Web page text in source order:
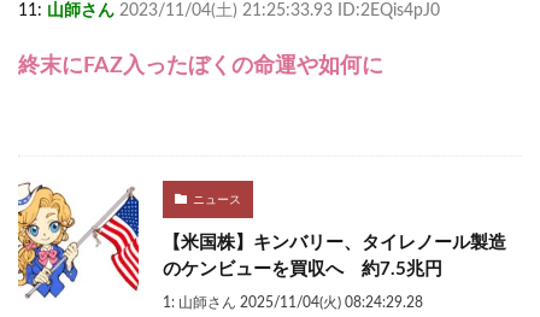
11: 山師さん 2023/11/04(土) 21:25:33.93 ID:2EQis4pJ0
終末にFAZ入ったぼくの命運や如何に
ニュース
【米国株】キンバリー、タイレノール製造
のケンビューを買収へ 約7.5兆円
1: 山師さん 2025/11/04(火) 08:24:29.28